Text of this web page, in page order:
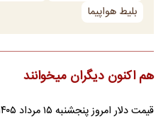
بلیط هواپیما
هم اکنون دیگران میخوانند
قیمت دلار امروز پنجشنبه ۱۵ مرداد ۱۴۰۵